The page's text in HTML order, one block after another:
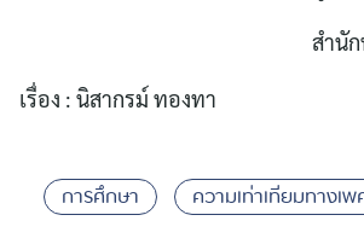
สำนั
เรื่อง : นิสากรม์ ทองทา
การศึกษา ความเท่าเทียมทางเพ